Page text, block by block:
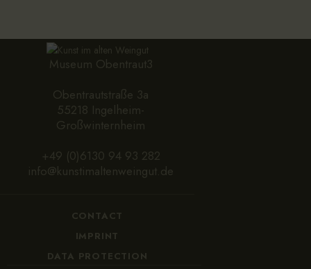
Museum Obentraut3
Obentrautstraße 3a
55218 Ingelheim-
Großwinternheim
+49 (0)6130 94 93 282
info@kunstimaltenweingut.de
CONTACT
IMPRINT
DATA PROTECTION